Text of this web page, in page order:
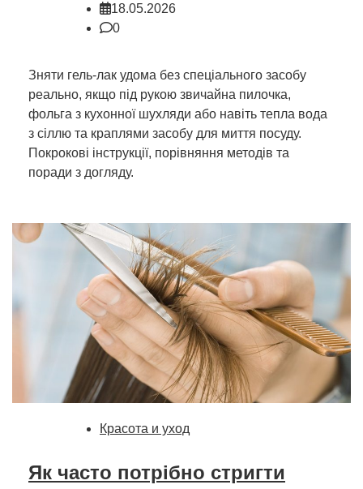
18.05.2026
0
Зняти гель-лак удома без спеціального засобу
реально, якщо під рукою звичайна пилочка,
фольга з кухонної шухляди або навіть тепла вода
з сіллю та краплями засобу для миття посуду.
Покрокові інструкції, порівняння методів та
поради з догляду.
Красота и уход
Як часто потрібно стригти